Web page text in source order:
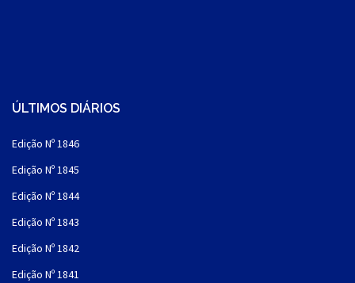
ÚLTIMOS DIÁRIOS
Edição Nº 1846
Edição Nº 1845
Edição Nº 1844
Edição Nº 1843
Edição Nº 1842
Edição Nº 1841